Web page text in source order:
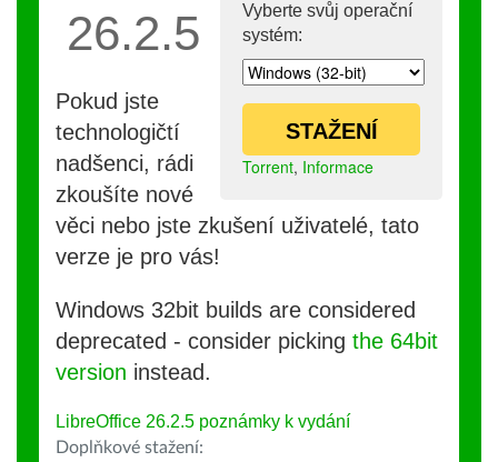
Vyberte svůj operační
systém:
STAŽENÍ
Torrent, Informace
26.2.5
Pokud jste
technologičtí
nadšenci, rádi
zkoušíte nové
věci nebo jste zkušení uživatelé, tato
verze je pro vás!
Windows 32bit builds are considered
deprecated - consider picking the 64bit
version instead.
LibreOffice 26.2.5 poznámky k vydání
Doplňkové stažení: